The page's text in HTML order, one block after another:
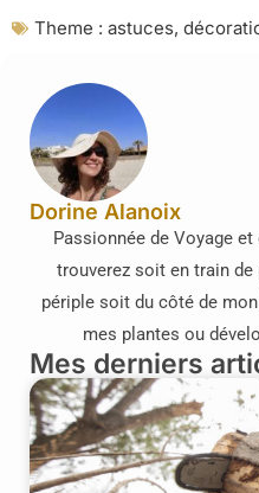
Theme : astuces,
Dorine Alanoix
Passionnée de Voyage
trouverez soit en train
périple soit du côté de
mes plantes ou
Mes derniers